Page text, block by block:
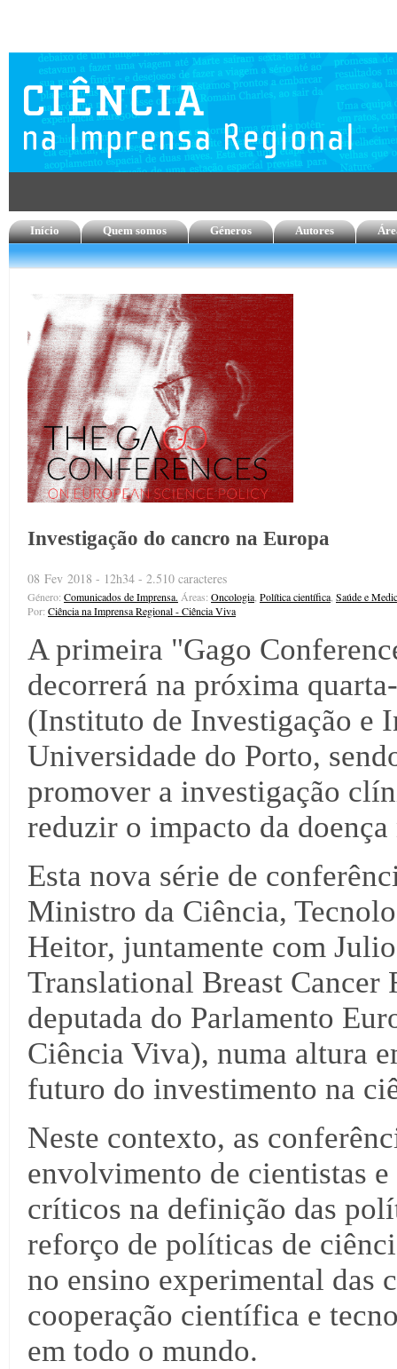
Início Quem somos Géneros Autores
Investigação do cancro na Europa
08 Fev 2018 - 12h34 - 2.510 caracteres
Género: Comunicados de Imprensa. Áreas: Oncologia Política científica Saúde e
Por: Ciência na Imprensa Regional - Ciência Viva
A primeira "Gago
decorrerá na próxima
(Instituto de Investigação e
Universidade do Porto,
promover a investigação
reduzir o impacto da
Esta nova série de
Ministro da Ciência,
Heitor, juntamente com
Translational Breast Cancer
deputada do Parlamento
Ciência Viva), numa altura
futuro do investimento na
Neste contexto, as
envolvimento de cientistas
críticos na definição das
reforço de políticas de
no ensino experimental das
cooperação científica e
em todo o mundo.